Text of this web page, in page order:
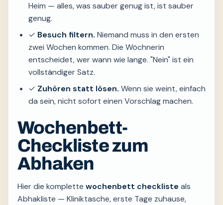
Heim — alles, was sauber genug ist, ist sauber
genug.
✓ Besuch filtern. Niemand muss in den ersten
zwei Wochen kommen. Die Wöchnerin
entscheidet, wer wann wie lange. "Nein" ist ein
vollständiger Satz.
✓ Zuhören statt lösen. Wenn sie weint, einfach
da sein, nicht sofort einen Vorschlag machen.
Wochenbett-
Checkliste zum
Abhaken
Hier die komplette wochenbett checkliste als
Abhakliste — Kliniktasche, erste Tage zuhause,